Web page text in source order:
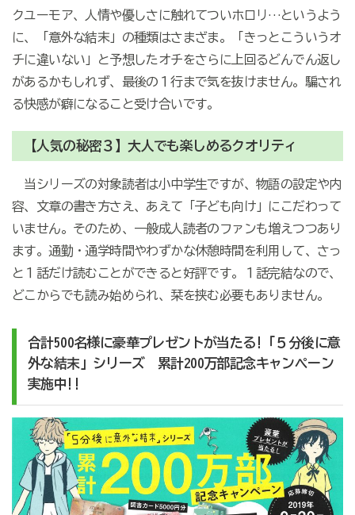
クユーモア、人情や優しさに触れてついホロリ…というよう
に、「意外な結末」の種類はさまざま。「きっとこういうオ
チに違いない」と予想したオチをさらに上回るどんでん返し
があるかもしれず、最後の１行まで気を抜けません。騙され
る快感が癖になること受け合いです。
【人気の秘密３】大人でも楽しめるクオリティ
当シリーズの対象読者は小中学生ですが、物語の設定や内
容、文章の書き方さえ、あえて「子ども向け」にこだわって
いません。そのため、一般成人読者のファンも増えつつあり
ます。通勤・通学時間やわずかな休憩時間を利用して、さっ
と１話だけ読むことができると好評です。１話完結なので、
どこからでも読み始められ、栞を挟む必要もありません。
合計500名様に豪華プレゼントが当たる!「５分後に意
外な結末」シリーズ 累計200万部記念キャンペーン
実施中!!